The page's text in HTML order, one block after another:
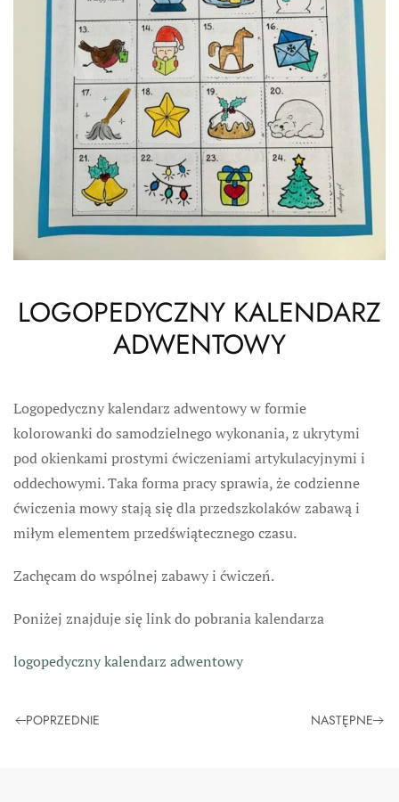
LOGOPEDYCZNY KALENDARZ
ADWENTOWY
Logopedyczny kalendarz adwentowy w formie
kolorowanki do samodzielnego wykonania, z ukrytymi
pod okienkami prostymi ćwiczeniami artykulacyjnymi i
oddechowymi. Taka forma pracy sprawia, że codzienne
ćwiczenia mowy stają się dla przedszkolaków zabawą i
miłym elementem przedświątecznego czasu.
Zachęcam do wspólnej zabawy i ćwiczeń.
Poniżej znajduje się link do pobrania kalendarza
logopedyczny kalendarz adwentowy
POPRZEDNIE NASTĘPNE